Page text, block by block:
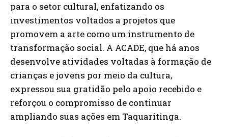
para o setor cultural, enfatizando os
investimentos voltados a projetos que
promovem a arte como um instrumento de
transformação social. A ACADE, que há anos
desenvolve atividades voltadas à formação de
crianças e jovens por meio da cultura,
expressou sua gratidão pelo apoio recebido e
reforçou o compromisso de continuar
ampliando suas ações em Taquaritinga.